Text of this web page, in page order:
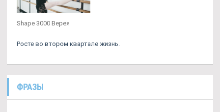
Shape 3000 Верея
Росте во втором квартале жизнь.
ФРАЗЫ